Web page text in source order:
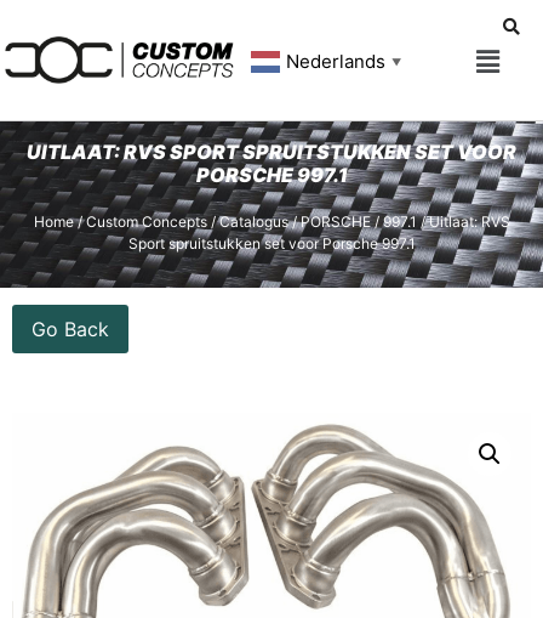
Nederlands ▼
UITLAAT: RVS SPORT SPRUITSTUKKEN SET VOOR
PORSCHE 997.1
Home/Custom Concepts/Catalogus/PORSCHE/997.1/ Uitlaat: RVS
Sport spruitstukken set voor Porsche 997.1
Go Back